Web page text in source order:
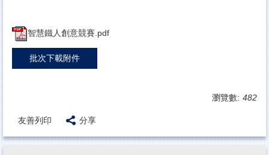
智慧鐵人創意競賽.pdf
批次下載附件
瀏覽數: 482
友善列印 分享